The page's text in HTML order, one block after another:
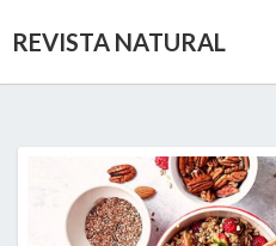
REVISTA NATURAL